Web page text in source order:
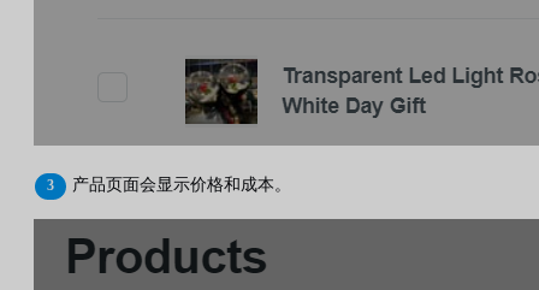
产品页面会显示价格和成本。